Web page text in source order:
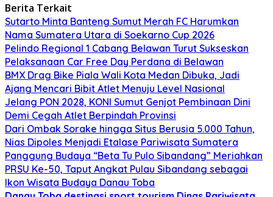
Berita Terkait
Sutarto Minta Banteng Sumut Merah FC Harumkan
Nama Sumatera Utara di Soekarno Cup 2026
Pelindo Regional 1 Cabang Belawan Turut Sukseskan
Pelaksanaan Car Free Day Perdana di Belawan
BMX Drag Bike Piala Wali Kota Medan Dibuka, Jadi
Ajang Mencari Bibit Atlet Menuju Level Nasional
Jelang PON 2028, KONI Sumut Genjot Pembinaan Dini
Demi Cegah Atlet Berpindah Provinsi
Dari Ombak Sorake hingga Situs Berusia 5.000 Tahun,
Nias Dipoles Menjadi Etalase Pariwisata Sumatera
Panggung Budaya “Beta Tu Pulo Sibandang” Meriahkan
PRSU Ke-50, Taput Angkat Pulau Sibandang sebagai
Ikon Wisata Budaya Danau Toba